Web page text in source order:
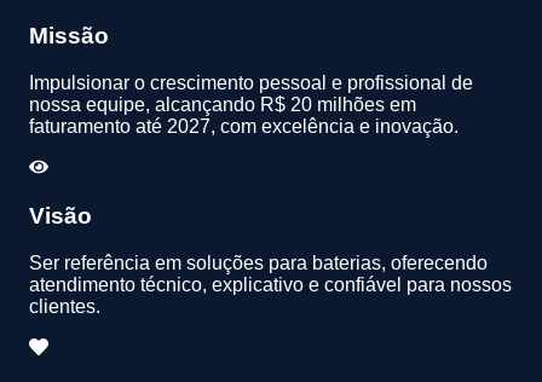
Missão
Impulsionar o crescimento pessoal e profissional de
nossa equipe, alcançando R$ 20 milhões em
faturamento até 2027, com excelência e inovação.
Visão
Ser referência em soluções para baterias, oferecendo
atendimento técnico, explicativo e confiável para nossos
clientes.